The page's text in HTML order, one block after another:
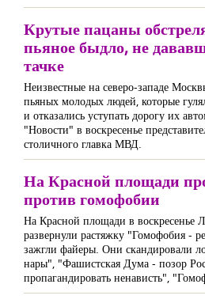
Крутые пацаны
пьяное быдло, не
тачке
Неизвестные на северо-западе
пьяных молодых людей, которые
и отказались уступать дорогу их
"Новости" в воскресенье
столичного главка МВД.
На Красной площади
против гомофобии
На Красной площади в воскресенье
развернули растяжку "Гомофобия -
зажгли файеры. Они скандировали
нары", "Фашистская Дума - позор
пропагандировать ненависть",